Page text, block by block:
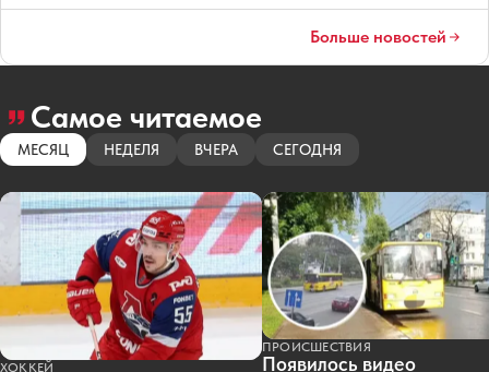
Больше новостей
Самое читаемое
МЕСЯЦ НЕДЕЛЯ ВЧЕРА СЕГОДНЯ
ХОККЕЙ
ПРОИСШЕСТВИЯ
Появилось видео